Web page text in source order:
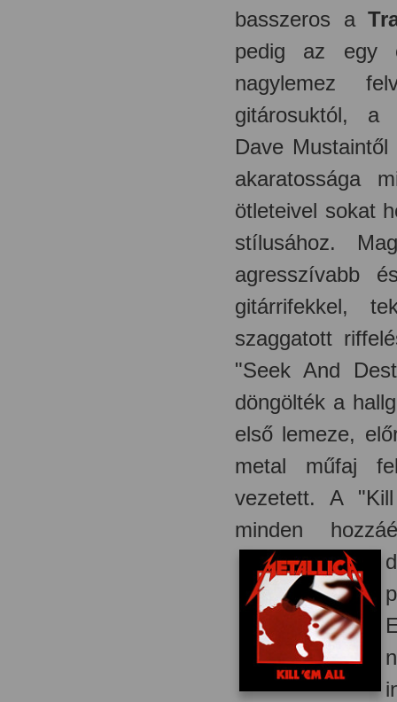
basszeros a
pedig az egy
nagylemez
gitárosuktól, a
Dave
akaratossága
ötleteivel sokat
stílusához.
agresszívabb
gitárrifekkel,
szaggatott
"Seek And
döngölték a
első lemeze,
metal műfaj
vezetett. A
minden